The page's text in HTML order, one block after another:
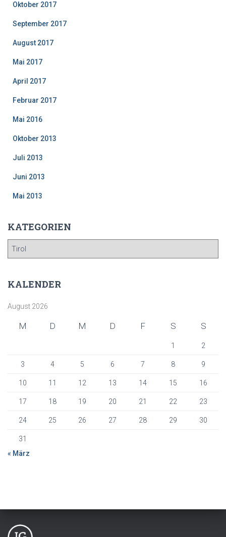
Oktober 2017
September 2017
August 2017
Mai 2017
April 2017
Februar 2017
Mai 2016
Oktober 2013
Juli 2013
Juni 2013
Mai 2013
KATEGORIEN
G
R
KALENDER
August 2026
M D M D F S S
1 2
3 4 5 6 7 8 9
10 11 12 13 14 15 16
17 18 19 20 21 22 23
24 25 26 27 28 29 30
31
« März